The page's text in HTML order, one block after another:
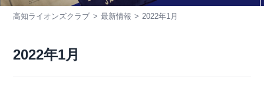
活動紹介
会員紹介
高知ライオンズクラブ 最新情報 2022年1月
2022年1月